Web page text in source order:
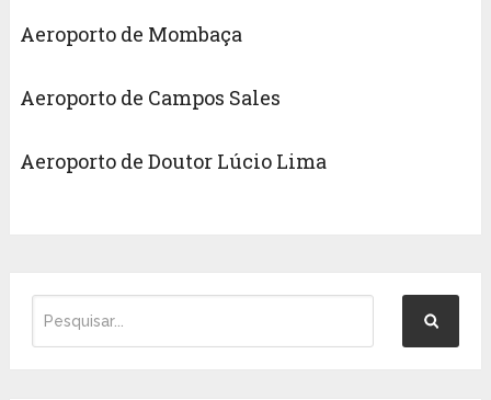
Aeroporto de Mombaça
Aeroporto de Campos Sales
Aeroporto de Doutor Lúcio Lima